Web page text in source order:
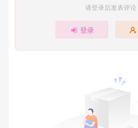
请登录后发表评论
登录